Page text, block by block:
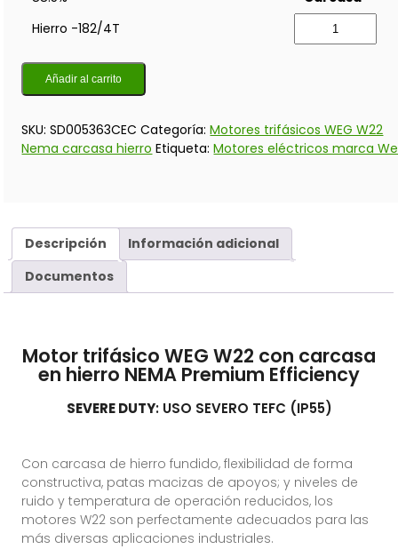
Hierro -182/4T
Añadir al carrito
SKU:SD005363CEC Categoría:Motores trifásicos WEG W22
Nema carcasa hierro Etiqueta:Motores eléctricos marca
Descripción
Información adicional
Documentos
Motor trifásico WEG W22 con carcasa
en hierro NEMA Premium Efficiency
SEVERE DUTY: USO SEVERO TEFC (IP55)
Con carcasa de hierro fundido, flexibilidad de forma
constructiva, patas macizas de apoyos; y niveles de
ruido y temperatura de operación reducidos, los
motores W22 son perfectamente adecuados para las
más diversas aplicaciones industriales.